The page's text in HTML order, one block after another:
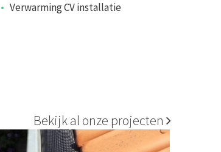
Verwarming CV installatie
Bekijk al onze projecten